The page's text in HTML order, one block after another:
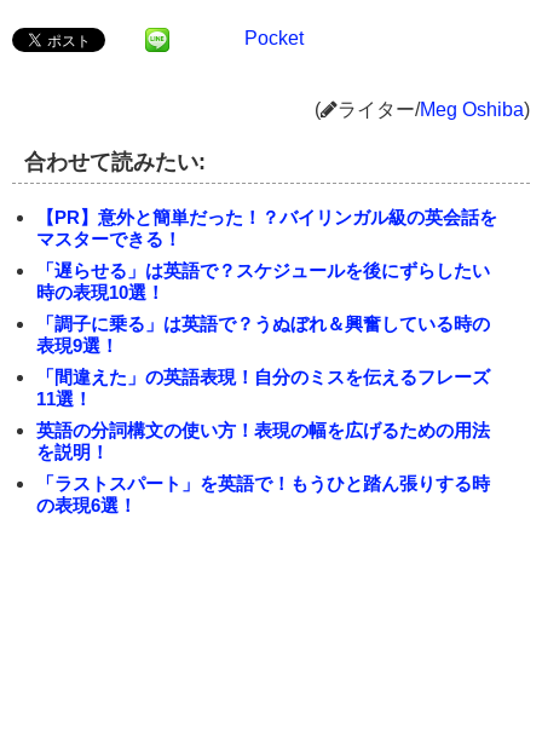
Pocket
( ライター/Meg Oshiba)
合わせて読みたい:
【PR】意外と簡単だった！？バイリンガル級の英会話を
マスターできる！
「遅らせる」は英語で？スケジュールを後にずらしたい
時の表現10選！
「調子に乗る」は英語で？うぬぼれ＆興奮している時の
表現9選！
「間違えた」の英語表現！自分のミスを伝えるフレーズ
11選！
英語の分詞構文の使い方！表現の幅を広げるための用法
を説明！
「ラストスパート」を英語で！もうひと踏ん張りする時
の表現6選！